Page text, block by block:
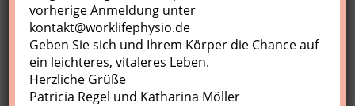
vorherige Anmeldung unter
kontakt@worklifephysio.de
Geben Sie sich und Ihrem Körper die Chance auf
ein leichteres, vitaleres Leben.
Herzliche Grüße
Patricia Regel und Katharina Möller